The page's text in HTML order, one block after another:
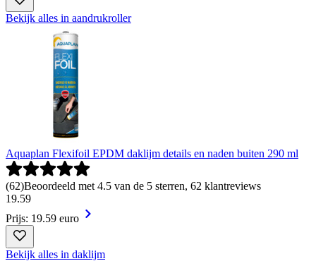
Bekijk alles in aandrukroller
Aquaplan Flexifoil EPDM daklijm details en naden buiten 290 ml
(62)Beoordeeld met 4.5 van de 5 sterren, 62 klantreviews
19.59
Prijs: 19.59 euro
Bekijk alles in daklijm